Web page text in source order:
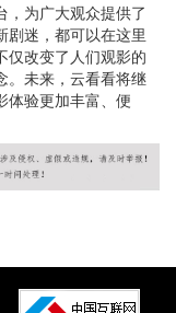
，为广大观众提供了
剧迷，都可以在这里
仅改变了人们观影的
。未来，云看看将继
体验更加丰富、便